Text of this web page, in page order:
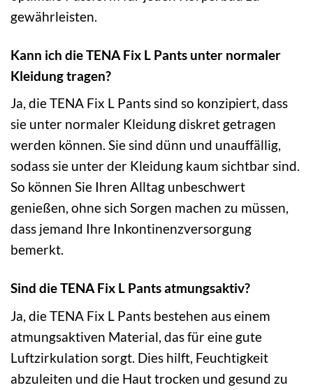
gewährleisten.
Kann ich die TENA Fix L Pants unter normaler
Kleidung tragen?
Ja, die TENA Fix L Pants sind so konzipiert, dass
sie unter normaler Kleidung diskret getragen
werden können. Sie sind dünn und unauffällig,
sodass sie unter der Kleidung kaum sichtbar sind.
So können Sie Ihren Alltag unbeschwert
genießen, ohne sich Sorgen machen zu müssen,
dass jemand Ihre Inkontinenzversorgung
bemerkt.
Sind die TENA Fix L Pants atmungsaktiv?
Ja, die TENA Fix L Pants bestehen aus einem
atmungsaktiven Material, das für eine gute
Luftzirkulation sorgt. Dies hilft, Feuchtigkeit
abzuleiten und die Haut trocken und gesund zu